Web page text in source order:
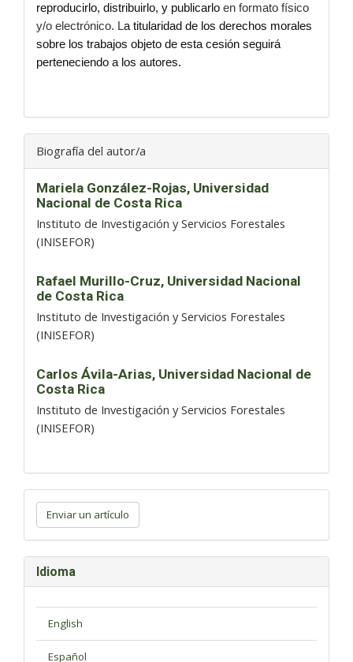
reproducirlo, distribuirlo, y publicarlo en formato físico
y/o electrónico. La titularidad de los derechos morales
sobre los trabajos objeto de esta cesión seguirá
perteneciendo a los autores.
Biografía del autor/a
Mariela González-Rojas, Universidad
Nacional de Costa Rica
Instituto de Investigación y Servicios Forestales
(INISEFOR)
Rafael Murillo-Cruz, Universidad Nacional
de Costa Rica
Instituto de Investigación y Servicios Forestales
(INISEFOR)
Carlos Ávila-Arias, Universidad Nacional de
Costa Rica
Instituto de Investigación y Servicios Forestales
(INISEFOR)
Enviar
un
artículo
Enviar un artículo
Idioma